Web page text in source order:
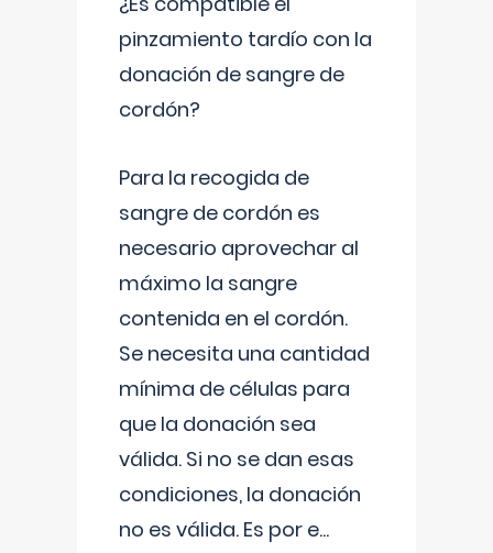
pinzamiento tardío con la
donación de sangre de
cordón?
Para la recogida de
sangre de cordón es
necesario aprovechar al
máximo la sangre
contenida en el cordón.
Se necesita una cantidad
mínima de células para
que la donación sea
válida. Si no se dan esas
condiciones, la donación
no es válida. Es por e...